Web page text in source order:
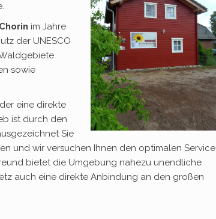
im Jahre
der UNESCO
sowie
eine direkte
ist durch den
Sie
und wir versuchen Ihnen den optimalen Service
bietet die Umgebung nahezu unendliche
auch eine direkte Anbindung an den großen